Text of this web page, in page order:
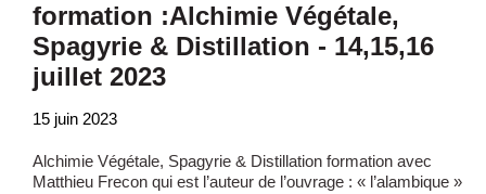
formation :Alchimie Végétale,
Spagyrie & Distillation - 14,15,16
juillet 2023
15 juin 2023
Alchimie Végétale, Spagyrie & Distillation formation avec
Matthieu Frecon qui est l’auteur de l’ouvrage : « l’alambique »